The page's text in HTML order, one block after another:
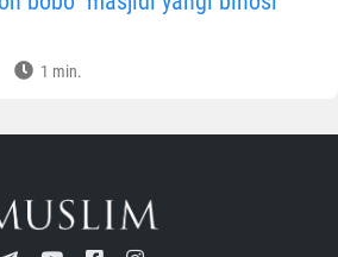
1 min.